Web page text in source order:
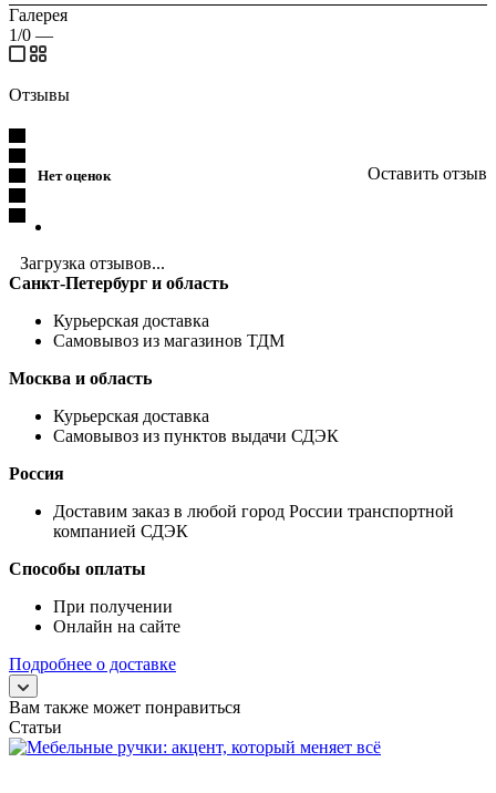
Галерея
1/0 —
Отзывы
Нет оценок Оставить отзыв
Загрузка отзывов...
Санкт-Петербург и область
Курьерская доставка
Самовывоз из магазинов ТДМ
Москва и область
Курьерская доставка
Самовывоз из пунктов выдачи СДЭК
Россия
Доставим заказ в любой город России транспортной
компанией СДЭК
Способы оплаты
При получении
Онлайн на сайте
Подробнее о доставке
Вам также может понравиться
Статьи